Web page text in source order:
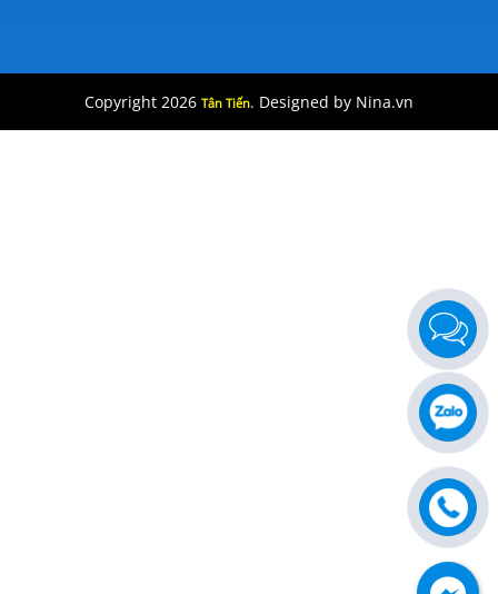
Copyright 2026 Tân Tiến. Designed by Nina.vn